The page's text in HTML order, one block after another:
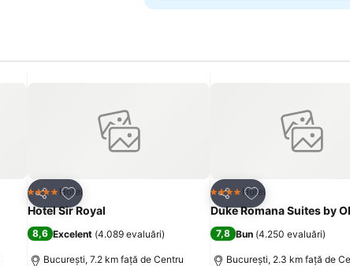
Distribuiți
Adăugaţi la favorite
4 Stele Hotel
Hotel Sir Royal
8,6 Excelent (4.089 evaluări)
București, 7.2 km faţă de Centru
Distribuiți
Adăugaţi la
4 Stele Hotel
Duke Romana Suites by
7,8 Bun (4.250 evaluări)
București, 2.3 km faţă de